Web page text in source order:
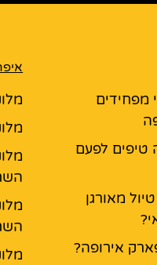
מפחידים
טיפים לפעם
מאורגן
אירופה?